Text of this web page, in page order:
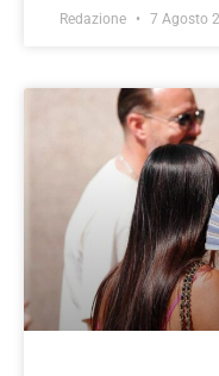
Redazione 7 Agosto